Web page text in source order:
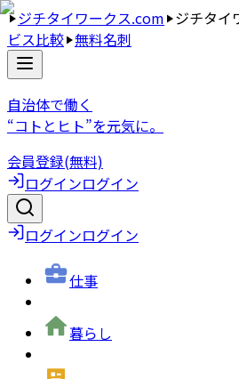
ジチタイワークス.com ジチタイ
ビス比較 無料名刺
自治体で働く
“コトとヒト”を元気に。
会員登録(無料)
ログインログイン
ログインログイン
仕事
暮らし